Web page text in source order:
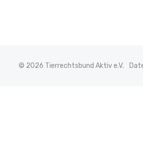
© 2026 Tierrechtsbund Aktiv e.V.